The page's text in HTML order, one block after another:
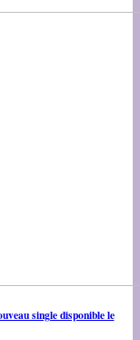
single disponible le